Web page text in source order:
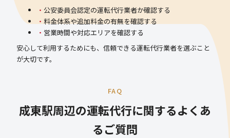
公安委員会認定の運転代行業者か確認する
料金体系や追加料金の有無を確認する
営業時間や対応エリアを確認する
安心して利用するためにも、信頼できる運転代行業者を選ぶこと
が大切です。
FAQ
成東駅周辺の運転代行に関するよくあ
るご質問